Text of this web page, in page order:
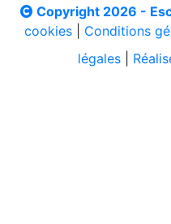
Copyright 2026 -
cookies| Conditions
légales